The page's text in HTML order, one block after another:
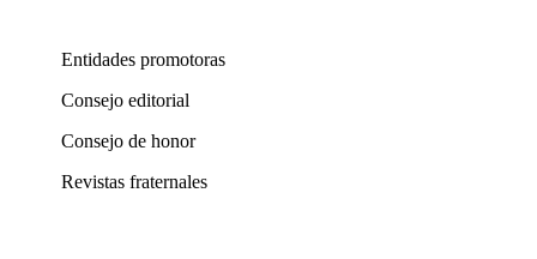
Entidades promotoras
Consejo editorial
Consejo de honor
Revistas fraternales